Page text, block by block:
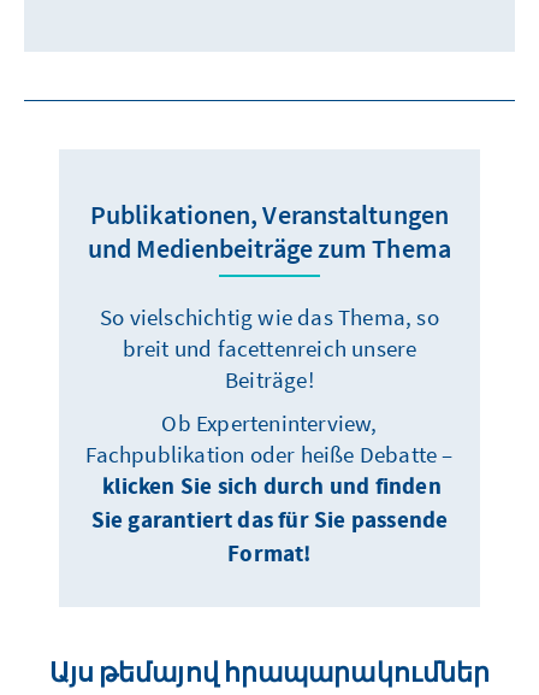
Publikationen, Veranstaltungen
und Medienbeiträge zum Thema
So vielschichtig wie das Thema, so
breit und facettenreich unsere
Beiträge!
Ob Experteninterview,
Fachpublikation oder heiße Debatte –
klicken Sie sich durch und finden
Sie garantiert das für Sie passende
Format!
Այս թեմայով հրապարակումներ